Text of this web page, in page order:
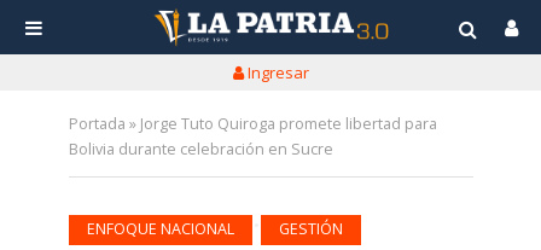
Ingresar
Portada » Jorge Tuto Quiroga promete libertad para
Bolivia durante celebración en Sucre
ENFOQUE NACIONAL GESTIÓN